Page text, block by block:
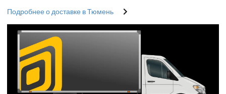
Подробнее о доставке в Тюмень